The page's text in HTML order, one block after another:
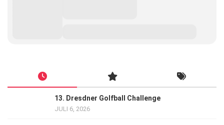
13. Dresdner Golfball Challenge
JULI 6, 2026